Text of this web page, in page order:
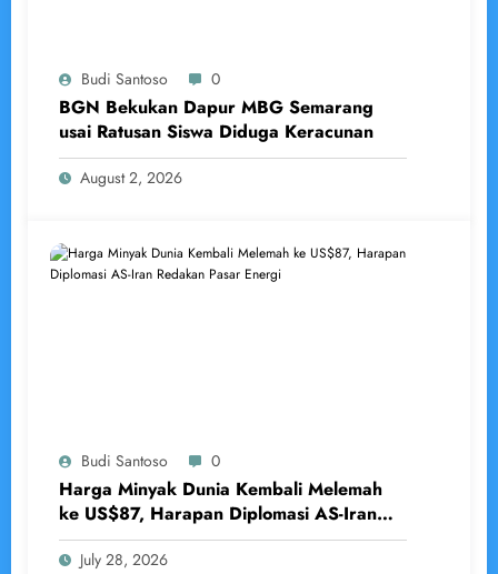
Budi Santoso 0
BGN Bekukan Dapur MBG Semarang
usai Ratusan Siswa Diduga Keracunan
August 2, 2026
Budi Santoso 0
Harga Minyak Dunia Kembali Melemah
ke US$87, Harapan Diplomasi AS-Iran
Redakan Pasar Energi
July 28, 2026